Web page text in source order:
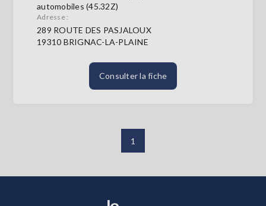
automobiles (45.32Z)
Adresse :
289 ROUTE DES PASJALOUX
19310 BRIGNAC-LA-PLAINE
Consulter la fiche
1